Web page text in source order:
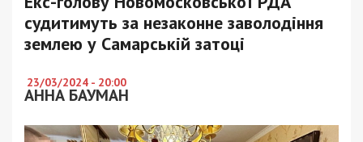
судитимуть за незаконне заволодіння
землею у Самарській затоці
23/03/2024 - 20:00
АННА БАУМАН